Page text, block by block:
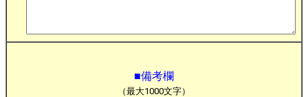
■備考欄
（最大1000文字）